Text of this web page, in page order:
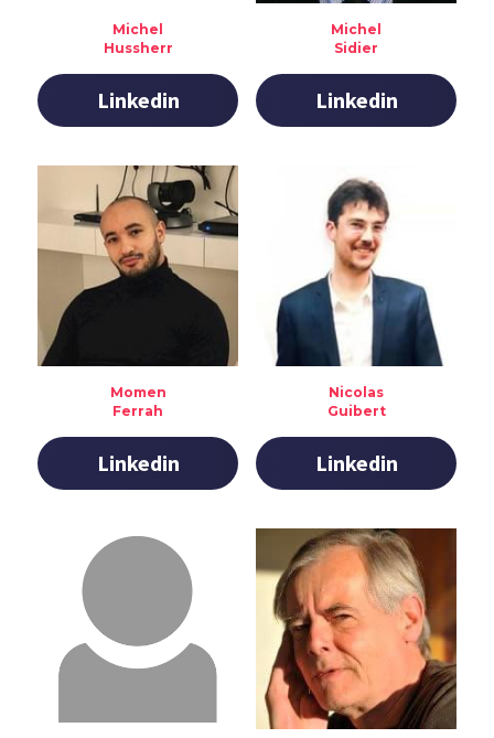
Michel
Hussherr
Linkedin
Michel
Sidier
Linkedin
Momen
Ferrah
Linkedin
Nicolas
Guibert
Linkedin